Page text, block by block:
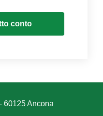
conto
60125 Ancona